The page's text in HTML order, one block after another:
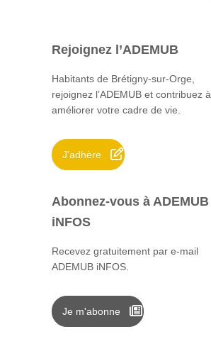
r
h
e
r
:
Rejoignez l’ADEMUB
Habitants de Brétigny-sur-Orge,
rejoignez l’ADEMUB et contribuez à
améliorer votre cadre de vie.
J'adhère
Abonnez-vous à ADEMUB
iNFOS
Recevez gratuitement par e-mail
ADEMUB iNFOS.
Je m'abonne